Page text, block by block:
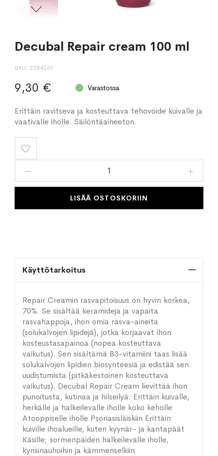
Decubal Repair cream 100 ml
SKU 2204261
9,30 € Varastossa
Erittäin ravitseva ja kosteuttava tehovoide kuivalle ja
vaativalle iholle. Säilöntäaineeton.
toivelistaan
LISÄÄ OSTOSKORIIN
Käyttötarkoitus
Repair Creamin rasvapitoisuus on hyvin korkea,
70%. Se sisältää keramideja ja vapaita
rasvahappoja, ihon omia rasva-aineita
(solukalvojen lipidejä), jotka korjaavat ihon
kosteustasapainoa (nopea kosteuttava
vaikutus). Sen sisältämä B3-vitamiini taas lisää
solukalvojen lipidien biosynteesiä ja edistää sen
uudistumista (pitkäkestoinen kosteuttava
vaikutus). Decubal Repair Cream lievittää ihon
punoitusta, kutinaa ja hilseilyä. Erittäin kuivalle,
herkälle ja halkeilevalle iholle koko keholle
Atooppiselle iholle Psoriasisläiskiin Erittäin
kuiville ihoalueille, kuten kyynär- ja kantapäät
Käsille; sormenpäiden halkeilevalle iholle,
kynsinauhoihin ja kämmenselkiin